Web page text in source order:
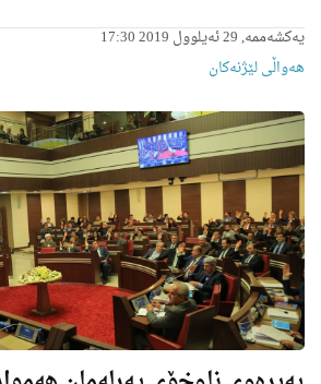
یەکشەممە, 29 ئەیلوول 2019 17:30
هه‌واڵى لێژنه‌كان